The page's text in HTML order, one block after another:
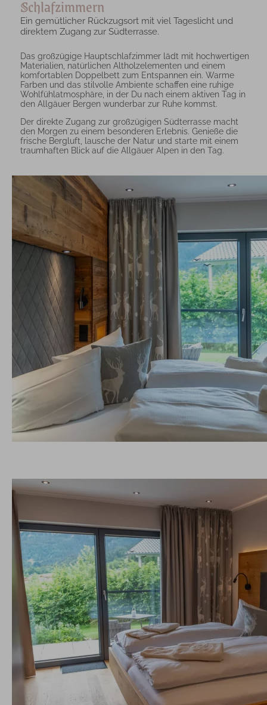
Schlafzimmern
Ein gemütlicher Rückzugsort mit viel Tageslicht und
direktem Zugang zur Südterrasse.
Das großzügige Hauptschlafzimmer lädt mit hochwertigen
Materialien, natürlichen Altholzelementen und einem
komfortablen Doppelbett zum Entspannen ein. Warme
Farben und das stilvolle Ambiente schaffen eine ruhige
Wohlfühlatmosphäre, in der Du nach einem aktiven Tag in
den Allgäuer Bergen wunderbar zur Ruhe kommst.
Der direkte Zugang zur großzügigen Südterrasse macht
den Morgen zu einem besonderen Erlebnis. Genieße die
frische Bergluft, lausche der Natur und starte mit einem
traumhaften Blick auf die Allgäuer Alpen in den Tag.